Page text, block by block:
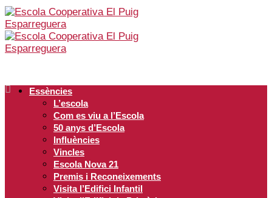
Essències
L’escola
Com es viu a l’Escola
50 anys d’Escola
Influències
Vincles
Escola Nova 21
Premis i Reconeixements
Visita l’Edifici Infantil